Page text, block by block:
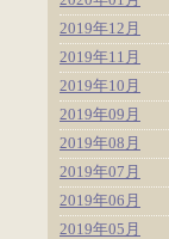
2019年12月
2019年11月
2019年10月
2019年09月
2019年08月
2019年07月
2019年06月
2019年05月